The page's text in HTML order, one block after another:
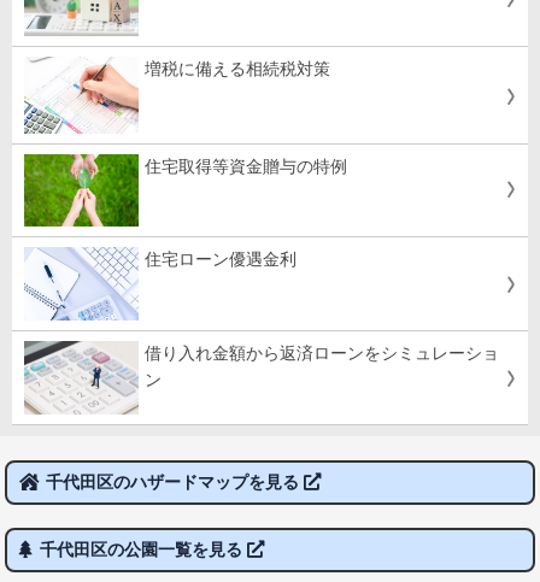
増税に備える相続税対策
住宅取得等資金贈与の特例
住宅ローン優遇金利
借り入れ金額から返済ローンをシミュレーショ
ン
千代田区のハザードマップを見る
千代田区の公園一覧を見る